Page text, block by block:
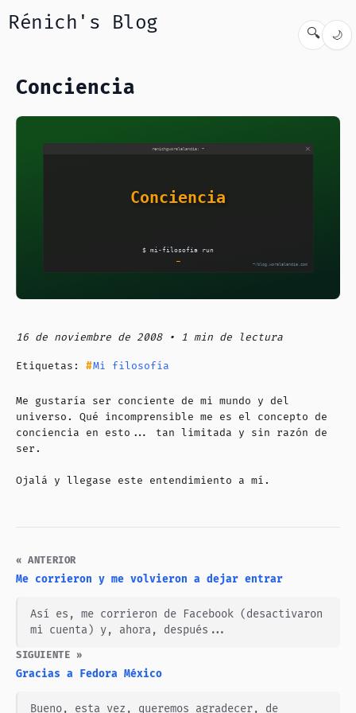
Rénich's Blog 🔍 🌙
Conciencia
16 de noviembre de 2008 • 1 min de lectura
Etiquetas: Mi filosofía
Me gustaría ser conciente de mi mundo y del
universo. Qué incomprensible me es el concepto de
conciencia en esto... tan limitada y sin razón de
ser.
Ojalá y llegase este entendimiento a mí.
« ANTERIOR
Me corrieron y me volvieron a dejar entrar
Así es, me corrieron de Facebook (desactivaron
mi cuenta) y, ahora, después...
SIGUIENTE »
Gracias a Fedora México
Bueno, esta vez, queremos agradecer, de